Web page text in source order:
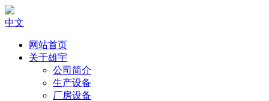
中文
网站首页
关于雄宇
公司简介
生产设备
厂房设备